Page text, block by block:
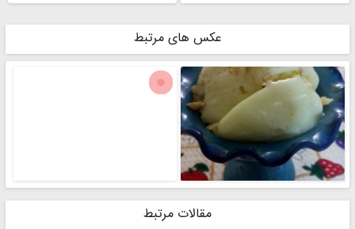
عکس های مرتبط
مقالات مرتبط